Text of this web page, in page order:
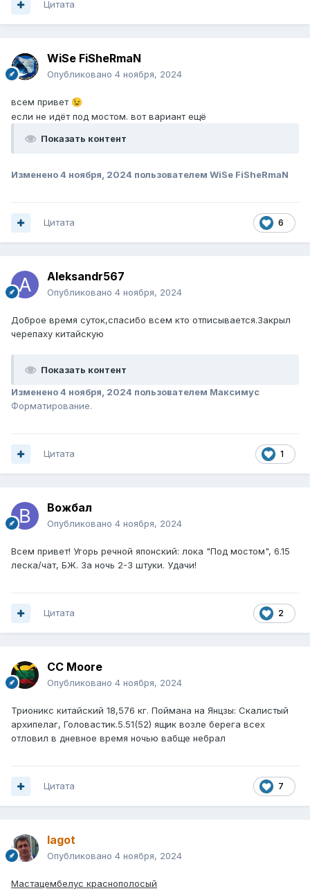
Цитата
WiSe FiSheRmaN
Опубликовано 4 ноября, 2024
всем привет 😉
если не идёт под мостом. вот вариант ещё
Показать контент
Изменено4 ноября, 2024 пользователем WiSe FiSheRmaN
6
Цитата
Aleksandr567
Опубликовано 4 ноября, 2024
Доброе время суток,спасибо всем кто отписывается.Закрыл
черепаху китайскую
Показать контент
Изменено4 ноября, 2024 пользователем Максимус
Форматирование.
1
Цитата
Вожбал
Опубликовано 4 ноября, 2024
Всем привет! Угорь речной японский: лока "Под мостом", 6.15
леска/чат, БЖ. За ночь 2-3 штуки. Удачи!
2
Цитата
CC Moore
Опубликовано 4 ноября, 2024
Трионикс китайский 18,576 кг. Поймана на Янцзы: Скалистый
архипелаг, Головастик.5.51(52) ящик возле берега всех
отловил в дневное время ночью вабще небрал
7
Цитата
lagot
Опубликовано 4 ноября, 2024
Мастацембелус краснополосый